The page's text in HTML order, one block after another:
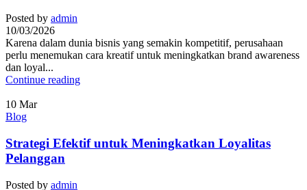
Posted by admin
10/03/2026
Karena dalam dunia bisnis yang semakin kompetitif, perusahaan
perlu menemukan cara kreatif untuk meningkatkan brand awareness
dan loyal...
Continue reading
10 Mar
Blog
Strategi Efektif untuk Meningkatkan Loyalitas
Pelanggan
Posted by admin